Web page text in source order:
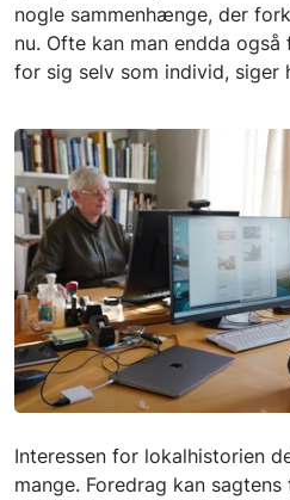
nogle sammenhænge, der
nu. Ofte kan man endda
for sig selv som individ, siger
Interessen for lokalhistorien
mange. Foredrag kan